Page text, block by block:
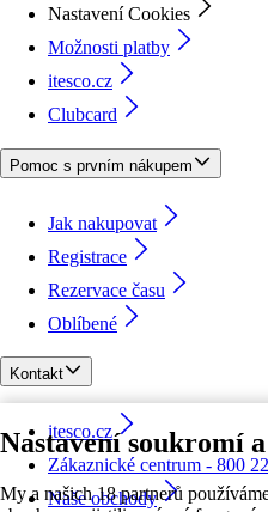
Nastavení soukromí
My a našich 18 partnerů
Nastavení Cookies
Možnosti platby
itesco.cz
Clubcard
Pomoc s prvním nákupem
Jak nakupovat
Registrace
Rezervace času
Oblíbené
Kontakt
itesco.cz
Zákaznické centrum - 800
Naše obchody